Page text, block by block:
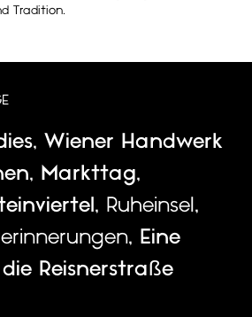
Tradition.
, Wiener Handwerk
, Markttag,
, Ruheinsel ,
, Eine
Reisnerstraße